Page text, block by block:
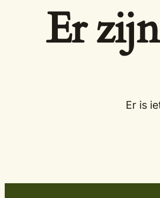
Er
Er is